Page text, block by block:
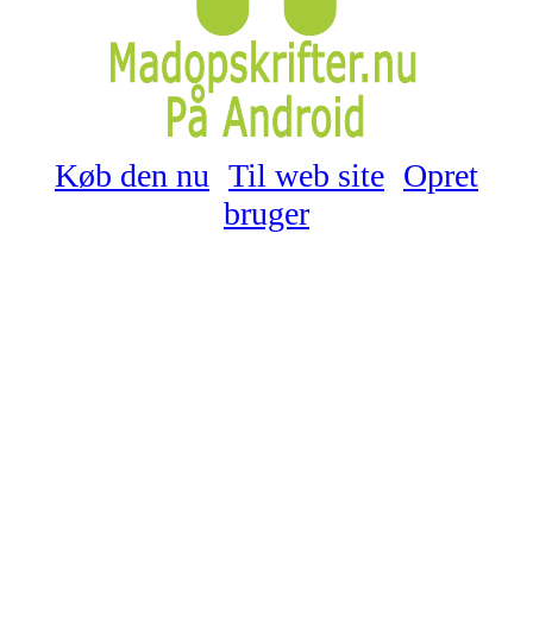
Køb den nu Til web site Opret
bruger